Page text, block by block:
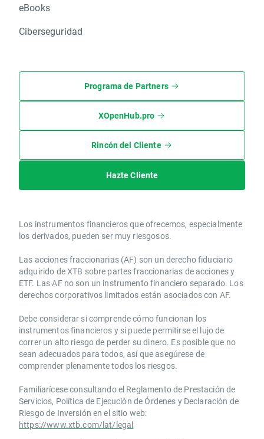
eBooks
Ciberseguridad
Programa de Partners
XOpenHub.pro
Rincón del Cliente
Hazte Cliente
Los instrumentos financieros que ofrecemos, especialmente
los derivados, pueden ser muy riesgosos.
Las acciones fraccionarias (AF) son un derecho fiduciario
adquirido de XTB sobre partes fraccionarias de acciones y
ETF. Las AF no son un instrumento financiero separado. Los
derechos corporativos limitados están asociados con AF.
Debe considerar si comprende cómo funcionan los
instrumentos financieros y si puede permitirse el lujo de
correr un alto riesgo de perder su dinero. Es posible que no
sean adecuados para todos, así que asegúrese de
comprender plenamente todos los riesgos.
Familiarícese consultando el Reglamento de Prestación de
Servicios, Política de Ejecución de Órdenes y Declaración de
Riesgo de Inversión en el sitio web:
https://www.xtb.com/lat/legal